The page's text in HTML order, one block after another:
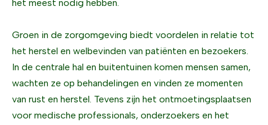
het meest nodig hebben.
Groen in de zorgomgeving biedt voordelen in relatie tot
het herstel en welbevinden van patiënten en bezoekers.
In de centrale hal en buitentuinen komen mensen samen,
wachten ze op behandelingen en vinden ze momenten
van rust en herstel. Tevens zijn het ontmoetingsplaatsen
voor medische professionals, onderzoekers en het